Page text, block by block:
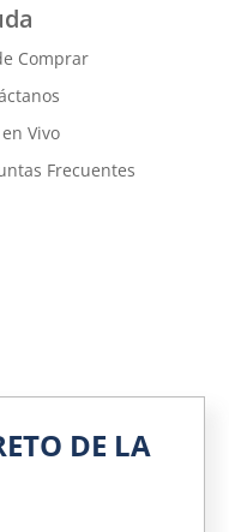
Comprar
Vivo
Frecuentes
sobre la Salud del
DE LA